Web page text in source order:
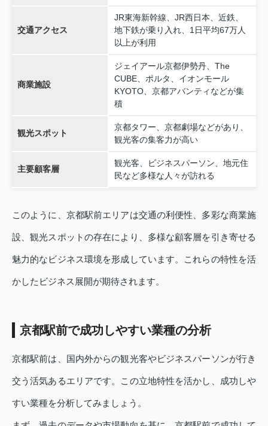
交通アクセス
JR東海新幹線、JR西日本、近鉄、
地下鉄が乗り入れ、1日平均67万人
以上が利用
商業施設
ジェイアール京都伊勢丹、The
CUBE、ポルタ、イオンモール
KYOTO、京都アバンティなどが集
積
観光スポット
京都タワー、京都劇場などがあり、
観光客の集客力が高い
主要顧客層
観光客、ビジネスパーソン、地元住
民など多様な人々が訪れる
このように、京都駅前エリアは交通の利便性、多彩な商業施
設、観光スポットの存在により、多様な顧客層を引き寄せる
魅力的なビジネス環境を形成しています。これらの特性を活
かしたビジネス展開が期待されます。
京都駅前で成功しやすい業種の分析
京都駅前は、国内外からの観光客やビジネスパーソンが行き
交う活気あるエリアです。この立地特性を活かし、成功しや
すい業種を分析してみましょう。